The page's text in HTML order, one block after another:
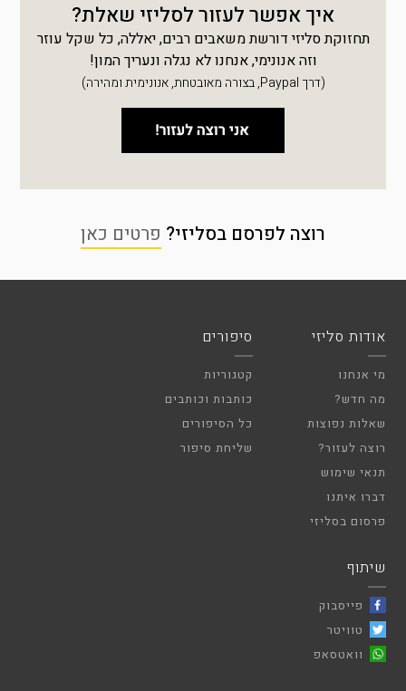
איך אפשר לעזור לסליזי שאלת?
תחזוקת סליזי דורשת משאבים רבים, יאללה, כל שקל עוזר
וזה אנונימי, אנחנו לא נגלה ונעריך המון!
(דרך Paypal, בצורה מאובטחת, אנונימית ומהירה)
רוצה לפרסם בסליזי? פרטים כאן
אודות סליזי
מי אנחנו
מה חדש?
שאלות נפוצות
רוצה לעזור?
תנאי שימוש
דברו איתנו
פרסום בסליזי
סיפורים
קטגוריות
כותבות וכותבים
כל הסיפורים
שליחת סיפור
שיתוף
פייסבוק
טוויטר
וואטסאפ